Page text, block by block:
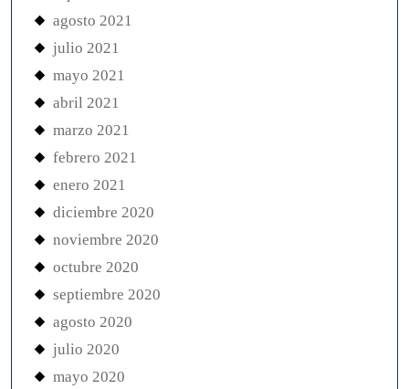
agosto 2021
julio 2021
mayo 2021
abril 2021
marzo 2021
febrero 2021
enero 2021
diciembre 2020
noviembre 2020
octubre 2020
septiembre 2020
agosto 2020
julio 2020
mayo 2020